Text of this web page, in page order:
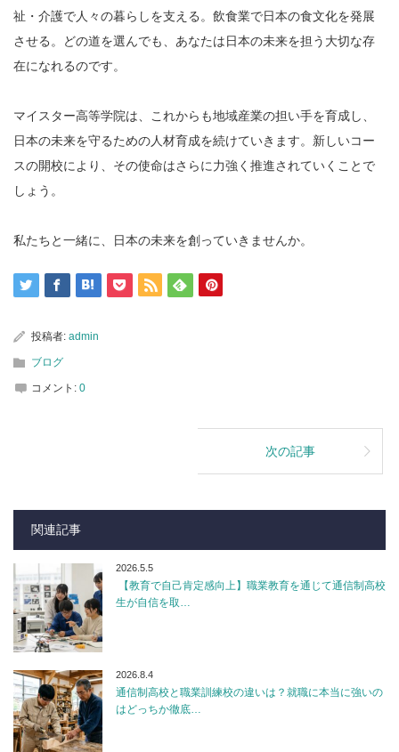
祉・介護で人々の暮らしを支える。飲食業で日本の食文化を発展
させる。どの道を選んでも、あなたは日本の未来を担う大切な存
在になれるのです。
マイスター高等学院は、これからも地域産業の担い手を育成し、
日本の未来を守るための人材育成を続けていきます。新しいコー
スの開校により、その使命はさらに力強く推進されていくことで
しょう。
私たちと一緒に、日本の未来を創っていきませんか。
投稿者: admin
ブログ
コメント: 0
次の記事
関連記事
2026.5.5
【教育で自己肯定感向上】職業教育を通じて通信制高校
生が自信を取…
2026.8.4
通信制高校と職業訓練校の違いは？就職に本当に強いの
はどっちか徹底…